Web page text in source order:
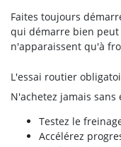
Faites toujours
qui démarre bien
n'apparaissent qu'à
L'essai routier
N'achetez jamais sans
Testez le
Accélérez